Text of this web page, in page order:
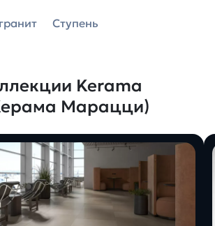
Ступень
Kerama
Марацци)